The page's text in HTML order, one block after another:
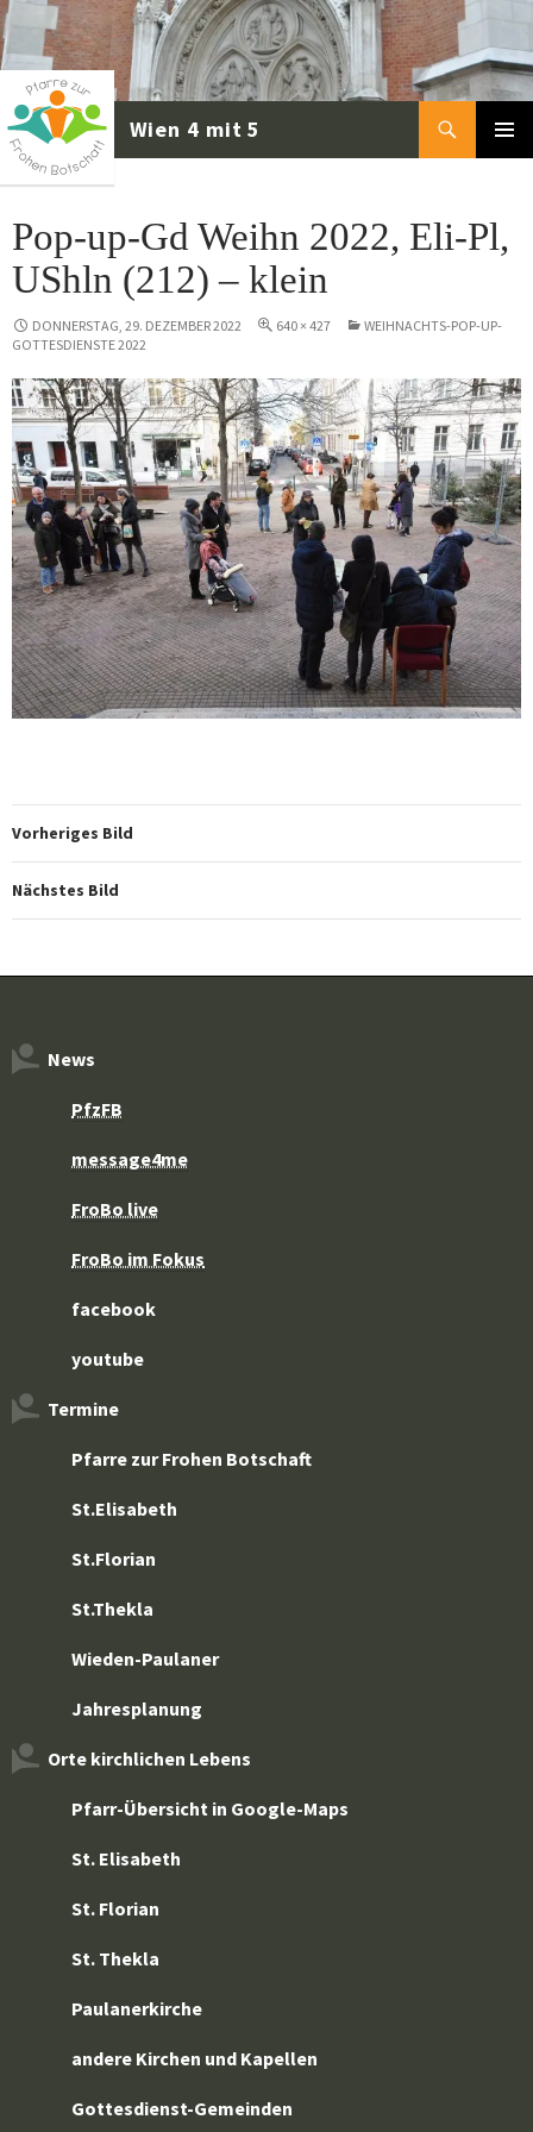
Zum
Inhalt
springen
Suchen
Pop-up-Gd Weihn 2022, Eli-Pl,
UShln (212) – klein
DONNERSTAG, 29. DEZEMBER 2022 640 × 427
WEIHNACHTS-POP-UP-
GOTTESDIENSTE 2022
Vorheriges Bild
Nächstes Bild
News
PfzFB
message4me
FroBo live
FroBo im Fokus
facebook
youtube
Termine
Pfarre zur Frohen Botschaft
St.Elisabeth
St.Florian
St.Thekla
Wieden-Paulaner
Jahresplanung
Orte kirchlichen Lebens
Pfarr-Übersicht in Google-Maps
St. Elisabeth
St. Florian
St. Thekla
Paulanerkirche
andere Kirchen und Kapellen
Gottesdienst-Gemeinden